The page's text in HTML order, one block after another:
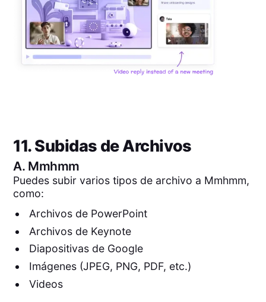
11. Subidas de Archivos
A. Mmhmm
Puedes subir varios tipos de archivo a Mmhmm,
como:
Archivos de PowerPoint
Archivos de Keynote
Diapositivas de Google
Imágenes (JPEG, PNG, PDF, etc.)
Videos